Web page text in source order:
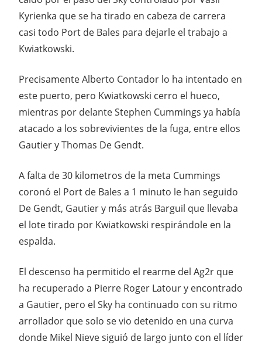
Kyrienka que se ha tirado en cabeza de carrera
casi todo Port de Bales para dejarle el trabajo a
Kwiatkowski.
Precisamente Alberto Contador lo ha intentado en
este puerto, pero Kwiatkowski cerro el hueco,
mientras por delante Stephen Cummings ya había
atacado a los sobrevivientes de la fuga, entre ellos
Gautier y Thomas De Gendt.
A falta de 30 kilometros de la meta Cummings
coronó el Port de Bales a 1 minuto le han seguido
De Gendt, Gautier y más atrás Barguil que llevaba
el lote tirado por Kwiatkowski respirándole en la
espalda.
El descenso ha permitido el rearme del Ag2r que
ha recuperado a Pierre Roger Latour y encontrado
a Gautier, pero el Sky ha continuado con su ritmo
arrollador que solo se vio detenido en una curva
donde Mikel Nieve siguió de largo junto con el líder